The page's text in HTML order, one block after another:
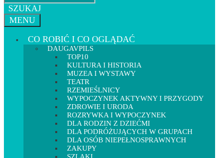
SZUKAJ
MENU
CO ROBIĆ I CO OGLĄDAĆ
DAUGAVPILS
TOP10
KULTURA I HISTORIA
MUZEA I WYSTAWY
TEATR
RZEMIEŚLNICY
WYPOCZYNEK AKTYWNY I PRZYGODY
ZDROWIE I URODA
ROZRYWKA I WYPOCZYNEK
DLA RODZIN Z DZIEĆMI
DLA PODRÓŻUJĄCYCH W GRUPACH
DLA OSÓB NIEPEŁNOSPRAWNYCH
ZAKUPY